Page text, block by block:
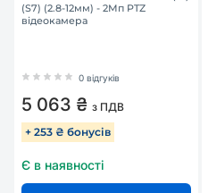
(S7) (2.8-12мм) - 2Мп PTZ
відеокамера
0 відгуків
5 063 ₴ з ПДВ
+ 253 ₴ бонусів
Є в наявності